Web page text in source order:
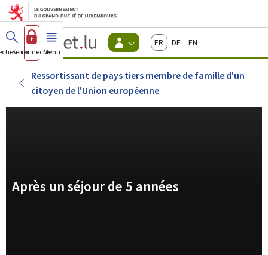
Aller au menu principal
Aller au contenu
Guichet.lu
Changer
d'espace
-
Menu
citoyens
actif
FrançaisDeutschEnglish
Se connecterMenu principal
Ressortissant de pays tiers membre de famille d'un
citoyen de l'Union européenne
Après un séjour de 5 années